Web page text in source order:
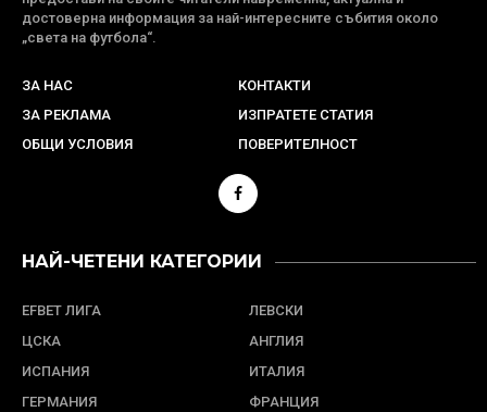
достоверна информация за най-интересните събития около
„света на футбола“.
ЗА НАС
КОНТАКТИ
ЗА РЕКЛАМА
ИЗПРАТЕТЕ СТАТИЯ
ОБЩИ УСЛОВИЯ
ПОВЕРИТЕЛНОСТ
НАЙ-ЧЕТЕНИ КАТЕГОРИИ
EFBET ЛИГА
ЛЕВСКИ
ЦСКА
АНГЛИЯ
ИСПАНИЯ
ИТАЛИЯ
ГЕРМАНИЯ
ФРАНЦИЯ